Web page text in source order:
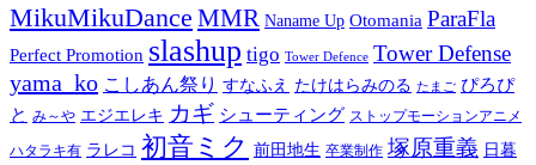
MikuMikuDance MMR Naname Up Otomania ParaFla
Perfect Promotion slashup tigo Tower Defence Tower Defense
yama_ko こしあん祭り すなふえ たけはらみのる たまご ぴろぴ
と み～や エジエレキ カギ シューティング ストップモーションアニメ
ハタラキ有 ラレコ 初音ミク 前田地生 卒業制作 塚原重義 日暮